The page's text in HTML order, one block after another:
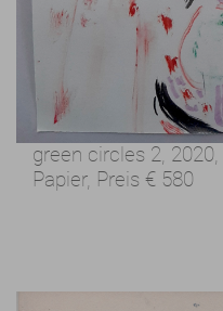
green circles 2, 2020,
Papier, Preis € 580